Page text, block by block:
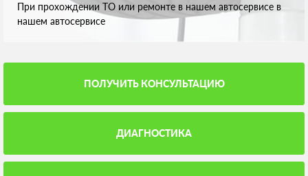
При прохождении ТО или ремонте в нашем автосервисе в
нашем автосервисе
ПОЛУЧИТЬ КОНСУЛЬТАЦИЮ
ДИАГНОСТИКА